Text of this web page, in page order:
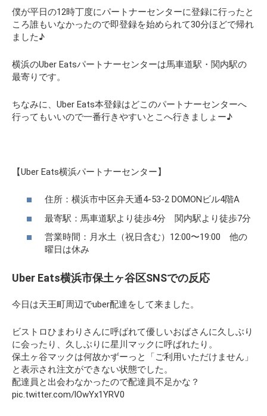
僕が平日の12時丁度にパートナーセンターに登録に行ったと
ころ誰もいなかったので即登録を始められて30分ほどで帰れ
ました♪
横浜のUber Eatsパートナーセンターは馬車道駅・関内駅の
最寄りです。
ちなみに、Uber Eats本登録はどこのパートナーセンターへ
行ってもいいので一番行きやすいとこへ行きましょー♪
【Uber Eats横浜パートナーセンター】
住所：横浜市中区弁天通4-53-2 DOMONビル4階A
最寄駅：馬車道駅より徒歩4分 関内駅より徒歩7分
営業時間：月水土（祝日含む）12:00〜19:00 他の
曜日は休み
Uber Eats横浜市保土ヶ谷区SNSでの反応
今日は天王町周辺でuber配達をして来ました。
ビストロひまわりさんに呼ばれて優しいおばさんに久しぶり
に会ったり、久しぶりに星川マックに呼ばれたり。
保土ヶ谷マックは何故かずーっと「ご利用いただけません」
と表示され注文ができない状態でした。
配達員と出会わなかったので配達員不足かな？
pic.twitter.com/lOwYx1YRV0